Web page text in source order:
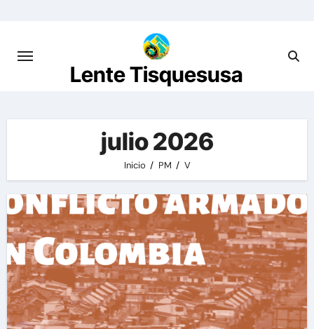
contenido
Lente Tisquesusa
julio 2026
Inicio PM V